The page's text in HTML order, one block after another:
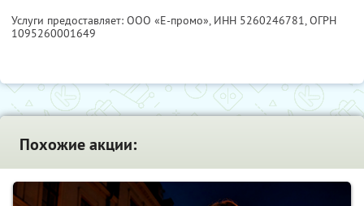
Услуги предоставляет: ООО «Е-промо», ИНН 5260246781, ОГРН
1095260001649
Похожие акции: